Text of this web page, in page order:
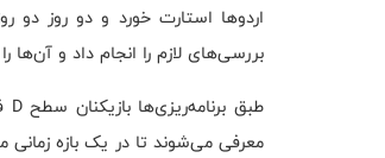
اردوها استارت خورد و دو روز دو
بررسی‌های لازم را انجام داد و
معرفی می‌شوند تا در یک بازه